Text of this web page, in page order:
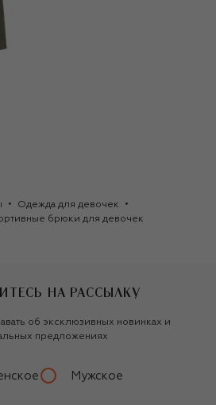
Одежда для девочек
брюки для девочек
НА РАССЫЛКУ
об эксклюзивных новинках и
предложениях
Мужское